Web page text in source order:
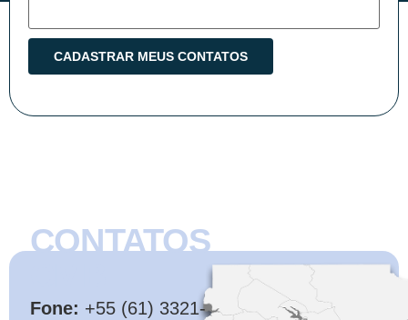
CONTATOS
Fone: +55 (61) 3321-